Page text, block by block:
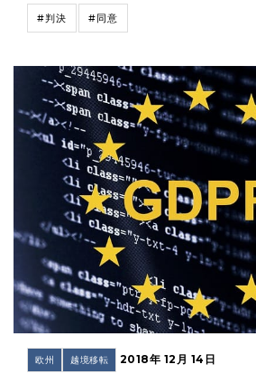
#判決 #同意
欧州 越境移転 2018年 12月 14日